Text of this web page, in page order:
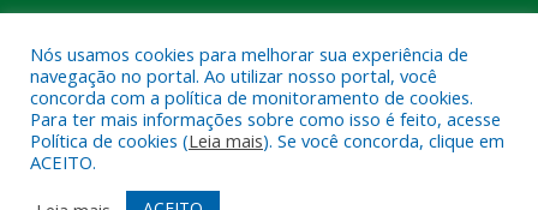
Todos os direitos reservados a Prefeitura Municipal de Eldorado
do Carajás
Mapa do Site
Acessar o Webmail
Nós usamos cookies para melhorar sua experiência de
navegação no portal. Ao utilizar nosso portal, você
concorda com a política de monitoramento de cookies.
Para ter mais informações sobre como isso é feito, acesse
Política de cookies (Leia mais). Se você concorda, clique em
ACEITO.